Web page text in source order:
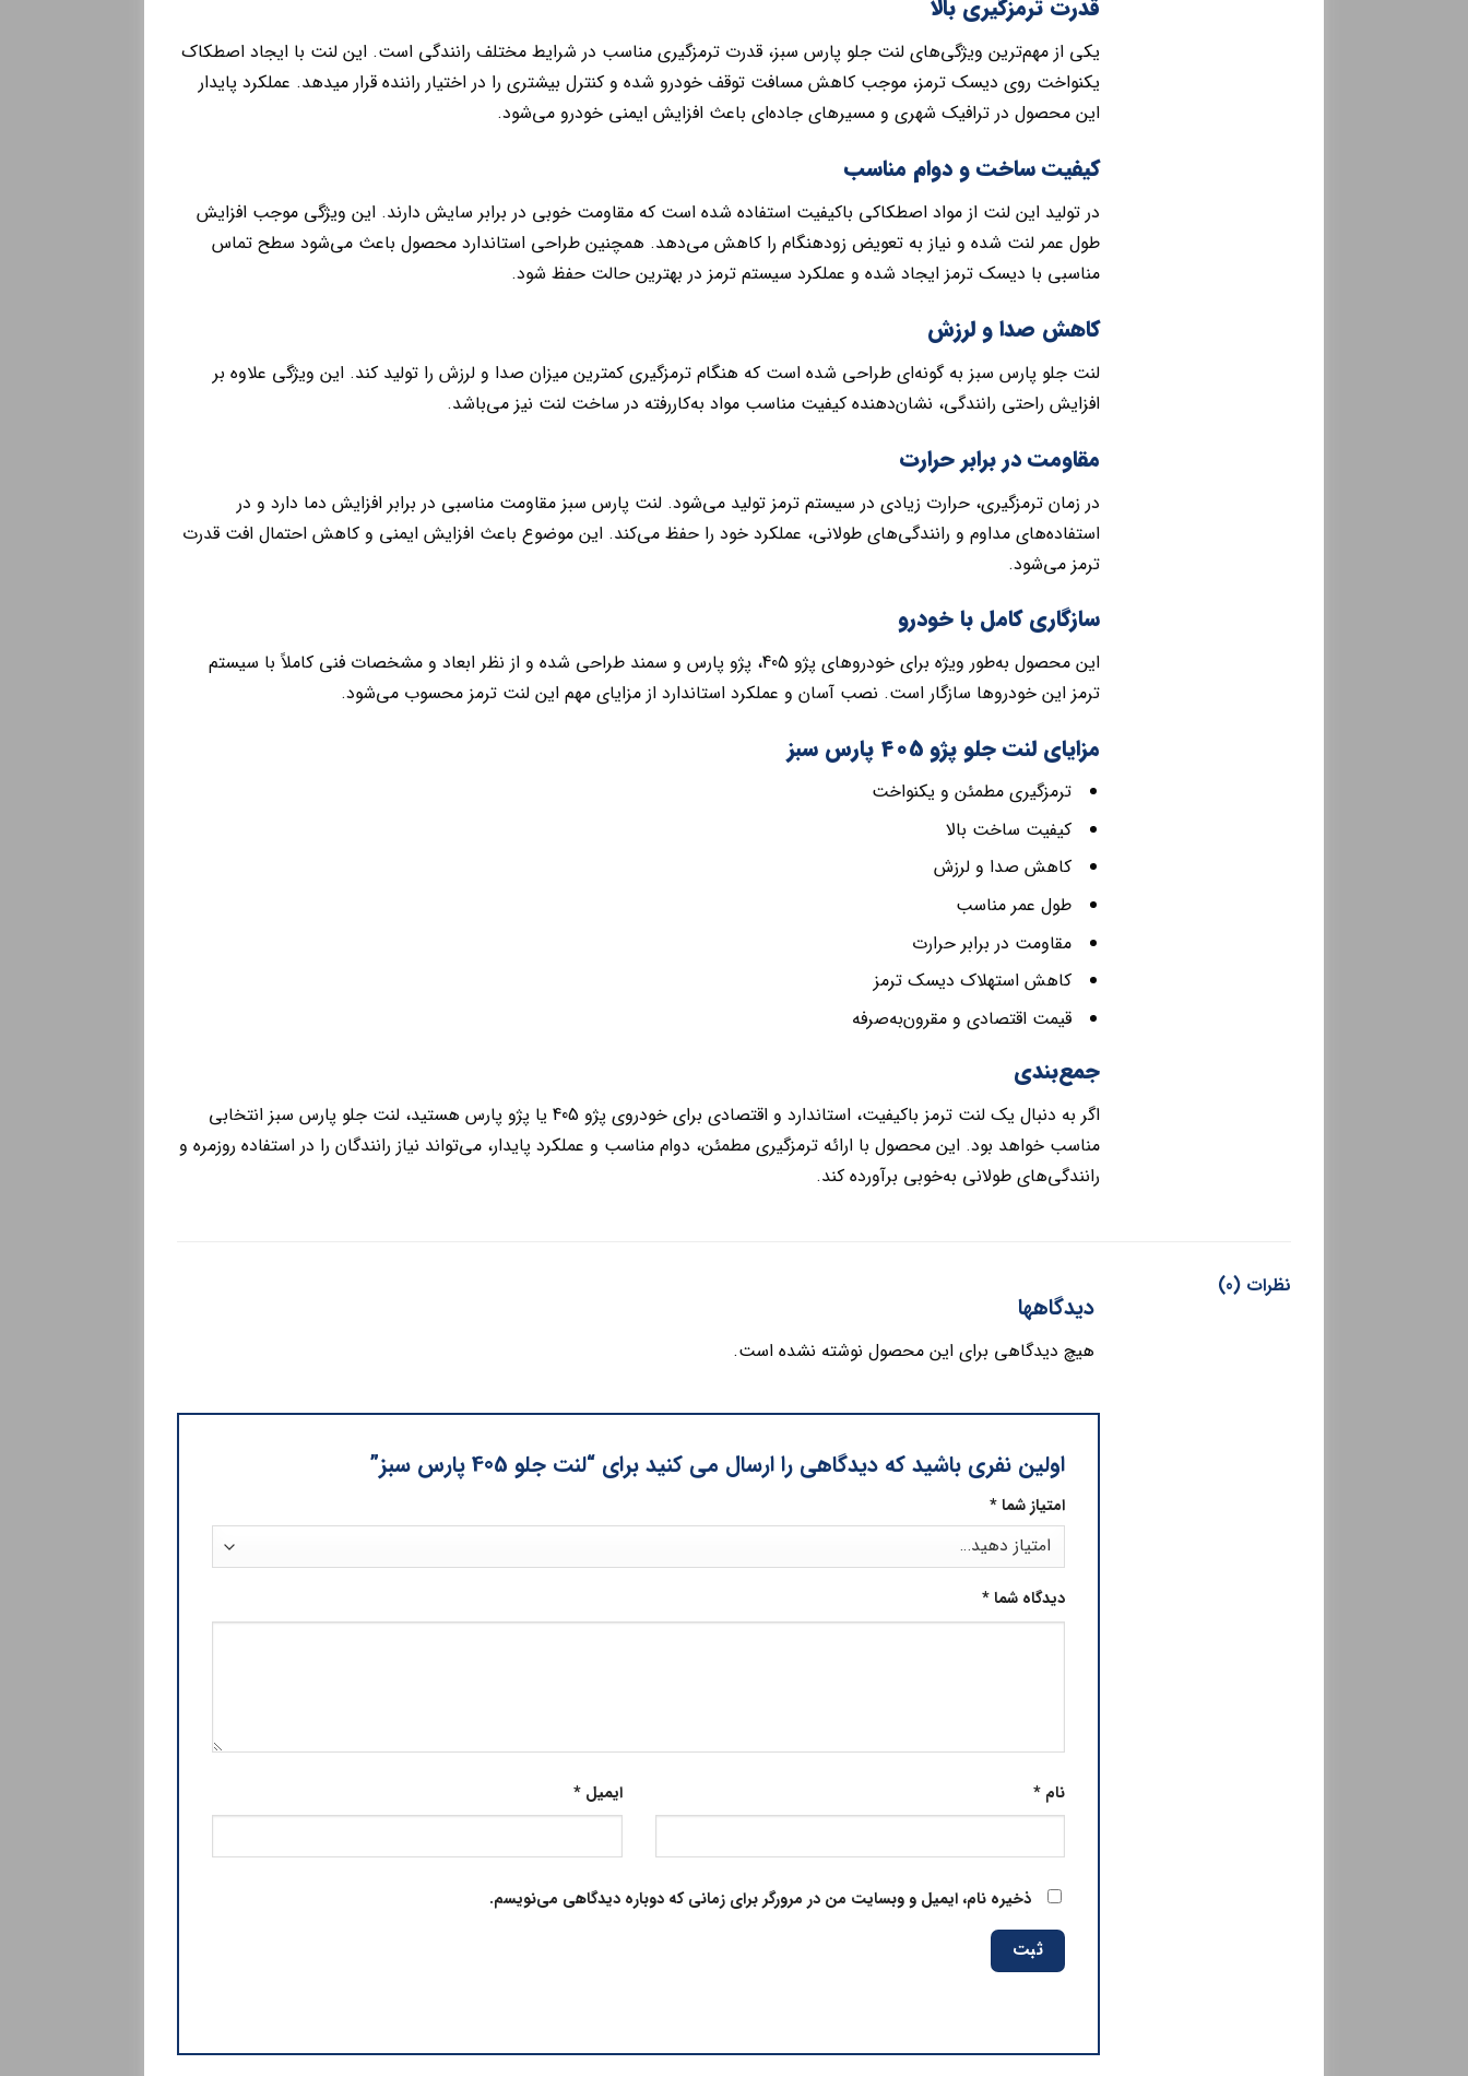
قدرت ترمزگیری بالا
یکی از مهم‌ترین ویژگی‌های لنت جلو پارس سبز، قدرت ترمزگیری مناسب در شرایط مختلف رانندگی است. این لنت با ایجاد اصطکاک
یکنواخت روی دیسک ترمز، موجب کاهش مسافت توقف خودرو شده و کنترل بیشتری را در اختیار راننده قرار میدهد. عملکرد پایدار
این محصول در ترافیک شهری و مسیرهای جاده‌ای باعث افزایش ایمنی خودرو می‌شود.
کیفیت ساخت و دوام مناسب
در تولید این لنت از مواد اصطکاکی باکیفیت استفاده شده است که مقاومت خوبی در برابر سایش دارند. این ویژگی موجب افزایش
طول عمر لنت شده و نیاز به تعویض زودهنگام را کاهش می‌دهد. همچنین طراحی استاندارد محصول باعث می‌شود سطح تماس
مناسبی با دیسک ترمز ایجاد شده و عملکرد سیستم ترمز در بهترین حالت حفظ شود.
کاهش صدا و لرزش
لنت جلو پارس سبز به گونه‌ای طراحی شده است که هنگام ترمزگیری کمترین میزان صدا و لرزش را تولید کند. این ویژگی علاوه بر
افزایش راحتی رانندگی، نشان‌دهنده کیفیت مناسب مواد به‌کاررفته در ساخت لنت نیز می‌باشد.
مقاومت در برابر حرارت
در زمان ترمزگیری، حرارت زیادی در سیستم ترمز تولید می‌شود. لنت پارس سبز مقاومت مناسبی در برابر افزایش دما دارد و در
استفاده‌های مداوم و رانندگی‌های طولانی، عملکرد خود را حفظ می‌کند. این موضوع باعث افزایش ایمنی و کاهش احتمال افت قدرت
ترمز می‌شود.
سازگاری کامل با خودرو
این محصول به‌طور ویژه برای خودروهای پژو 405، پژو پارس و سمند طراحی شده و از نظر ابعاد و مشخصات فنی کاملاً با سیستم
ترمز این خودروها سازگار است. نصب آسان و عملکرد استاندارد از مزایای مهم این لنت ترمز محسوب می‌شود.
مزایای لنت جلو پژو 405 پارس سبز
ترمزگیری مطمئن و یکنواخت
کیفیت ساخت بالا
کاهش صدا و لرزش
طول عمر مناسب
مقاومت در برابر حرارت
کاهش استهلاک دیسک ترمز
قیمت اقتصادی و مقرون‌به‌صرفه
جمع‌بندی
اگر به دنبال یک لنت ترمز باکیفیت، استاندارد و اقتصادی برای خودروی پژو 405 یا پژو پارس هستید، لنت جلو پارس سبز انتخابی
مناسب خواهد بود. این محصول با ارائه ترمزگیری مطمئن، دوام مناسب و عملکرد پایدار، می‌تواند نیاز رانندگان را در استفاده روزمره و
رانندگی‌های طولانی به‌خوبی برآورده کند.
نظرات (0)
دیدگاهها
هیچ دیدگاهی برای این محصول نوشته نشده است.
اولین نفری باشید که دیدگاهی را ارسال می کنید برای “لنت جلو 405 پارس سبز”
امتیاز شما*
دیدگاه شما*
نام * ایمیل*
ذخیره نام، ایمیل و وبسایت من در مرورگر برای زمانی که دوباره دیدگاهی می‌نویسم.